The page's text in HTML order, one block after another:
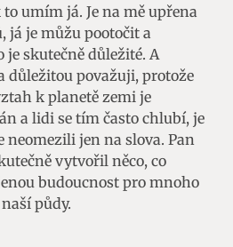
umím já. Je na mě upřena
já je můžu pootočit a
je skutečně důležité. A
důležitou považuji, protože
k planetě zemi je
a lidi se tím často chlubí, je
neomezili jen na slova. Pan
vytvořil něco, co
budoucnost pro mnoho
půdy.